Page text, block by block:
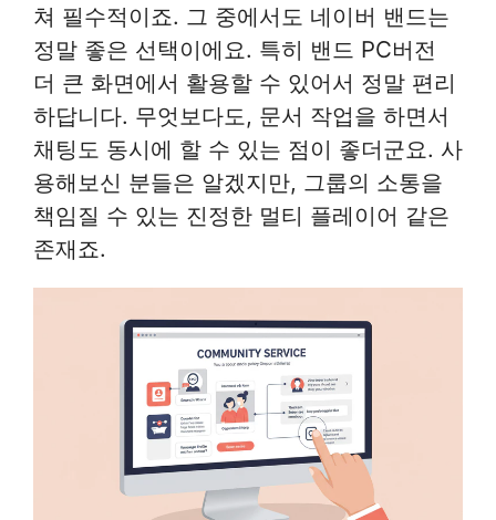
쳐 필수적이죠. 그 중에서도 네이버 밴드는
정말 좋은 선택이에요. 특히 밴드 PC버전
더 큰 화면에서 활용할 수 있어서 정말 편리
하답니다. 무엇보다도, 문서 작업을 하면서
채팅도 동시에 할 수 있는 점이 좋더군요. 사
용해보신 분들은 알겠지만, 그룹의 소통을
책임질 수 있는 진정한 멀티 플레이어 같은
존재죠.